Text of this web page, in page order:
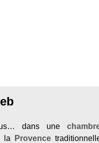
dans une
la
Provence